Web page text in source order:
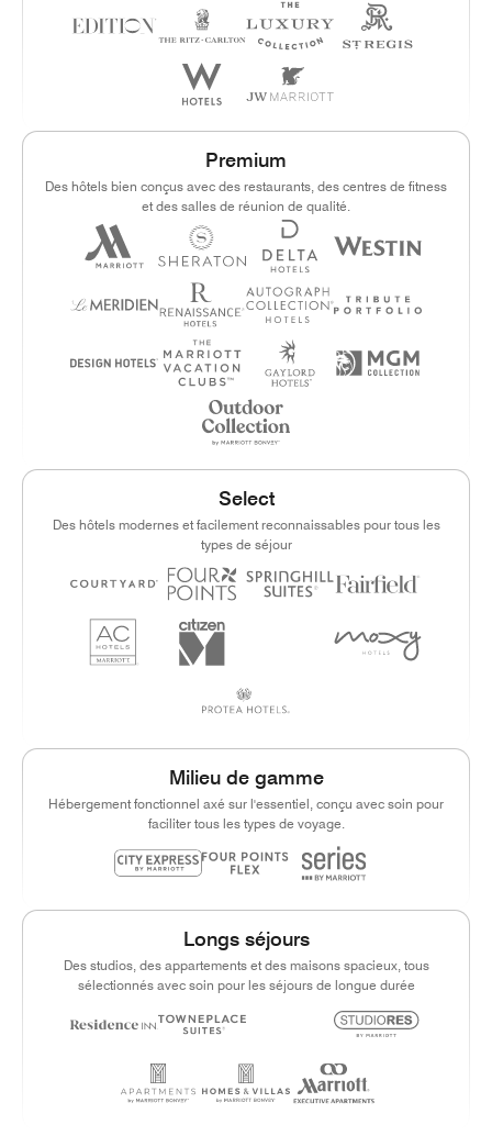
Premium
Des hôtels bien conçus avec des restaurants, des centres de fitness
et des salles de réunion de qualité.
Select
Des hôtels modernes et facilement reconnaissables pour tous les
types de séjour
Milieu de gamme
Hébergement fonctionnel axé sur l'essentiel, conçu avec soin pour
faciliter tous les types de voyage.
Longs séjours
Des studios, des appartements et des maisons spacieux, tous
sélectionnés avec soin pour les séjours de longue durée